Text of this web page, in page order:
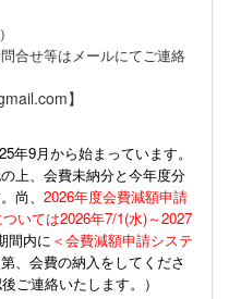
合せ等はメールにてご連絡
】
年9月から始まっています。
上、会費未納分と今年度分
尚、 2026年度会費減額申請
いては2026年7/1(水)～2027
間内に ＜会費減額申請システ
、会費の納入をしてくださ
ご連絡いたします。）